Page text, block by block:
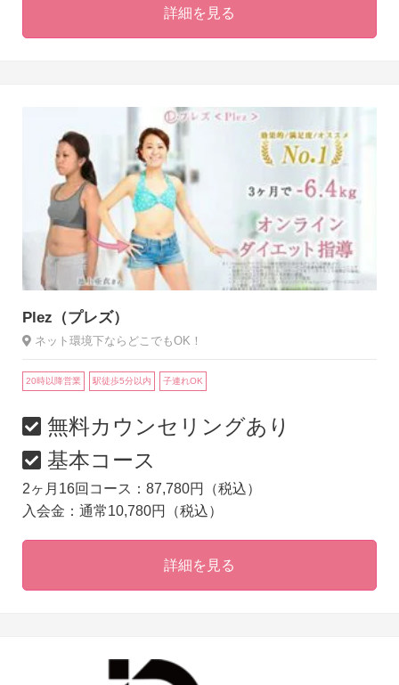
詳細を見る
Plez（プレズ）
ネット環境下ならどこでもOK！
20時以降営業 駅徒歩5分以内 子連れOK
無料カウンセリングあり
基本コース
2ヶ月16回コース：87,780円（税込）
入会金：通常10,780円（税込）
詳細を見る